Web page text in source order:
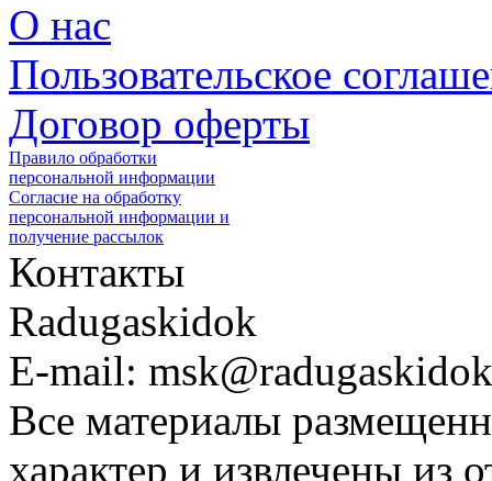
О нас
Пользовательское
Договор оферты
Правило обработки
персональной информации
Согласие на обработку
персональной информации и
получение рассылок
Контакты
Radugaskidok
E-mail:
Все материалы
характер и извлечены из